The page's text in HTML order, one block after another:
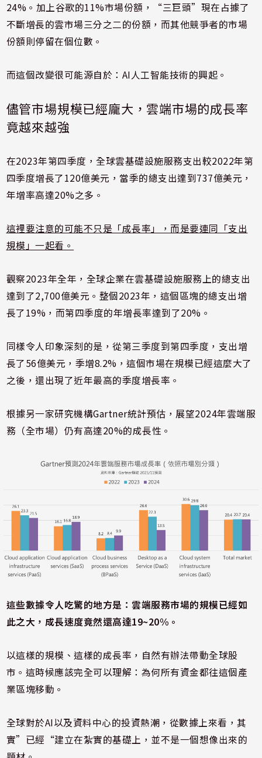
24%。加上谷歌的11%市場份額，“三巨頭”現在占據了
不斷增長的雲市場三分之二的份額，而其他競爭者的市場
份額則停留在個位數。
而這個改變很可能源自於：AI人工智能技術的興起。
儘管市場規模已經龐大，雲端市場的成長率
竟越來越強
在2023年第四季度，全球雲基礎設施服務支出較2022年第
四季度增長了120億美元，當季的總支出達到737億美元，
年增率高達20%之多。
這裡要注意的可能不只是「成長率」，而是要連同「支出
規模」一起看。
觀察2023年全年，全球企業在雲基礎設施服務上的總支出
達到了2,700億美元。整個2023年，這個區塊的總支出增
長了19%，而第四季度的年增長率達到了20%。
同樣令人印象深刻的是，從第三季度到第四季度，支出增
長了56億美元，季增8.2%，這個市場在規模已經這麼大了
之後，還出現了近年最高的季度增長率。
根據另一家研究機構Gartner統計預估，展望2024年雲端服
務（全市場）仍有高達20%的成長性。
這些數據令人吃驚的地方是：雲端服務市場的規模已經如
此之大，成長速度竟然還高達19~20%。
以這樣的規模、這樣的成長率，自然有辦法帶動全球股
市。這時候應該完全可以理解：為何所有資金都往這個產
業區塊移動。
全球對於AI以及資料中心的投資熱潮，從數據上來看，其
實”已經“建立在紮實的基礎上，並不是一個想像出來的